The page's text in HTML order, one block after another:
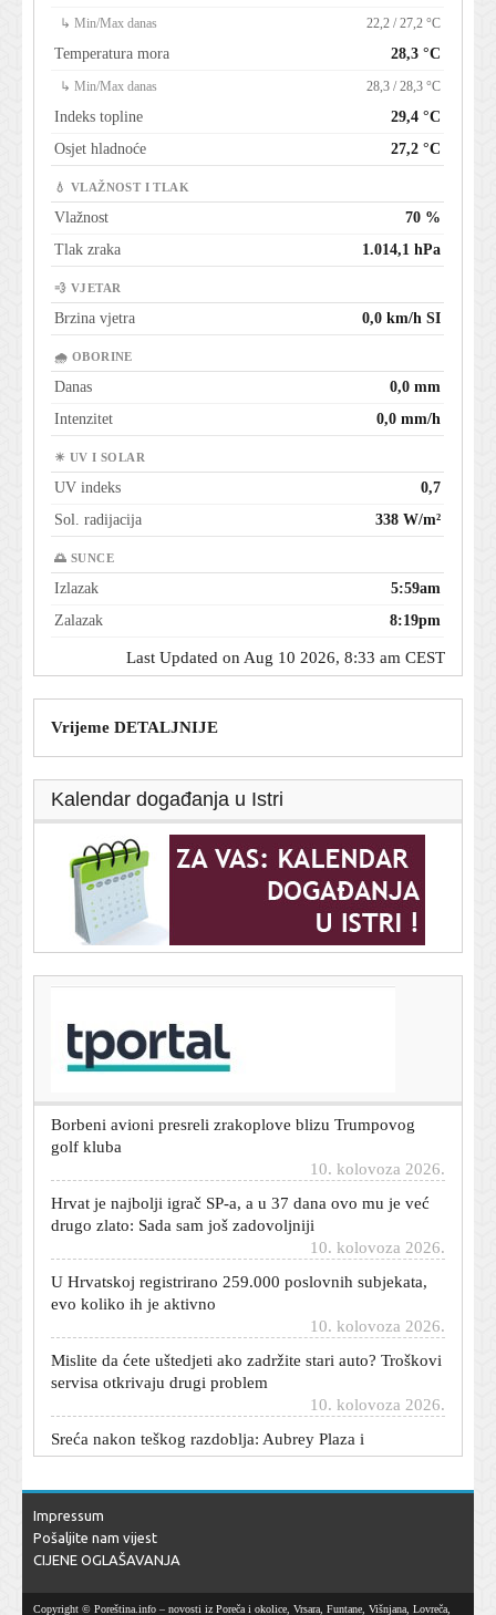
↳ Min/Max danas 22,2 / 27,2 °C
Temperatura mora 28,3 °C
↳ Min/Max danas 28,3 / 28,3 °C
Indeks topline
29,4 °C
Osjet hladnoće
27,2 °C
💧 VLAŽNOST I TLAK
Vlažnost
70 %
Tlak zraka
1.014,1 hPa
💨 VJETAR
Brzina vjetra 0,0 km/h SI
🌧 OBORINE
Danas
0,0 mm
Intenzitet
0,0 mm/h
☀ UV I SOLAR
UV indeks
0,7
Sol. radijacija
338 W/m²
🌅 SUNCE
Izlazak
5:59am
Zalazak
8:19pm
Last Updated on Aug 10 2026, 8:33 am CEST
Vrijeme DETALJNIJE
Kalendar događanja u Istri
U Rusiju stigla specijalna jedinica Korejaca: Nose oružje
kojeg se Ukrajinci najviše boje
Borbeni avioni presreli zrakoplove blizu Trumpovog
golf kluba
Hrvat je najbolji igrač SP-a, a u 37 dana ovo mu je već
drugo zlato: Sada sam još zadovoljniji
10. kolovoza 2026.
U Hrvatskoj registrirano 259.000 poslovnih subjekata,
evo koliko ih je aktivno
Mislite da ćete uštedjeti ako zadržite stari auto? Troškovi
servisa otkrivaju drugi problem
Sreća nakon teškog razdoblja: Aubrey Plaza i
Christopher Abbott dobili su prvo dijete
Osmero mrtvih u tropskim olujama na Filipinima
Automobil vam je stariji od deset godina? Ove brojke
Impressum
Pošaljite nam vijest
CIJENE OGLAŠAVANJA
Copyright © Poreština.info – novosti iz Poreča i okolice, Vrsara, Funtane, Višnjana, Lovreča,